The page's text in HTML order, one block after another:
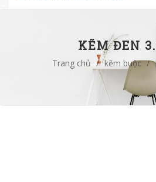
KẼM ĐEN
Trang chủ / kẽm buộc /